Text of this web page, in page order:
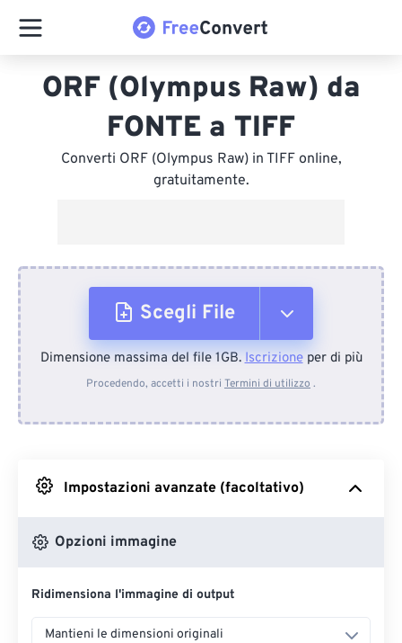
ORF (Olympus Raw) da
FONTE a TIFF
Converti ORF (Olympus Raw) in TIFF online,
gratuitamente.
Scegli File
Dal dispositivo
Da Google Drive
Dimensione massima del file 1GB.Iscrizioneper di più
Procedendo, accetti i nostri Termini di utilizzo .
Impostazioni avanzate (facoltativo)
Opzioni immagine
Ridimensiona l'immagine di output
Mantieni le dimensioni originali